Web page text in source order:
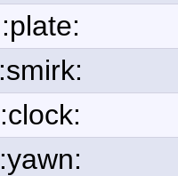
:plate:
:smirk:
:clock:
:yawn: